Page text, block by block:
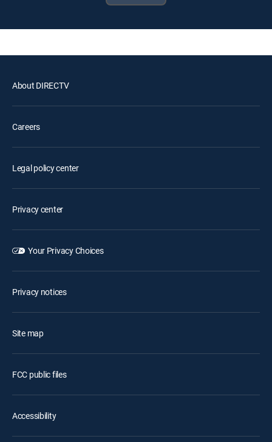
About DIRECTV
Careers
Legal policy center
Privacy center
Your Privacy Choices
Privacy notices
Site map
FCC public files
Accessibility